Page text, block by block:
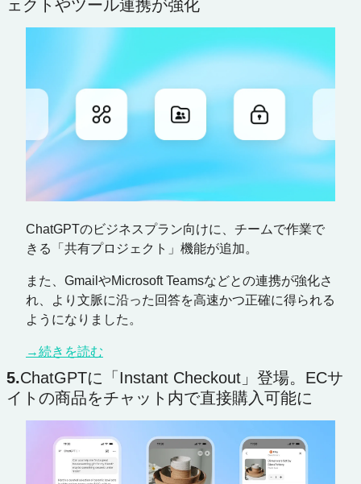
ェクトやツール連携が強化
ChatGPTのビジネスプラン向けに、チームで作業で
きる「共有プロジェクト」機能が追加。
また、GmailやMicrosoft Teamsなどとの連携が強化さ
れ、より文脈に沿った回答を高速かつ正確に得られる
ようになりました。
→続きを読む
5.ChatGPTに「Instant Checkout」登場。ECサ
イトの商品をチャット内で直接購入可能に